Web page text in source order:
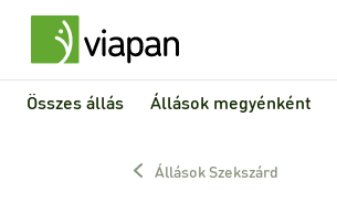
Összes állás Állások megyénként
Állások Szekszárd